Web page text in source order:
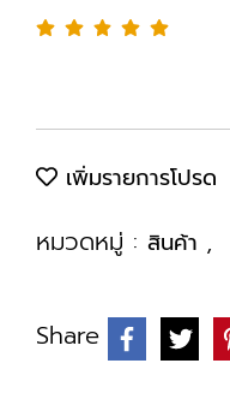
เพิ่มรายการโปรด
หมวดหมู่ : สินค้า ,
Share